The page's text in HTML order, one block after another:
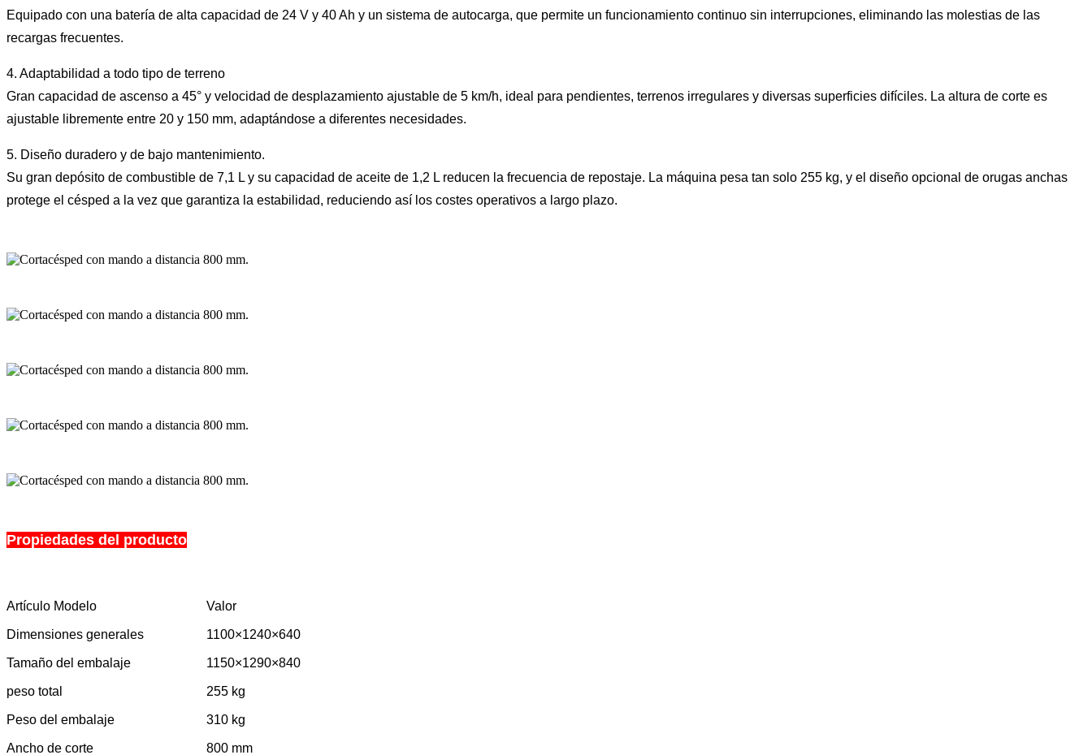
Equipado con una batería de alta capacidad de 24 V y 40 Ah y un sistema de autocarga, que permite un funcionamiento continuo sin interrupciones, eliminando las molestias de las
recargas frecuentes.
4. Adaptabilidad a todo tipo de terreno
Gran capacidad de ascenso a 45° y velocidad de desplazamiento ajustable de 5 km/h, ideal para pendientes, terrenos irregulares y diversas superficies difíciles. La altura de corte es
ajustable libremente entre 20 y 150 mm, adaptándose a diferentes necesidades.
5. Diseño duradero y de bajo mantenimiento.
Su gran depósito de combustible de 7,1 L y su capacidad de aceite de 1,2 L reducen la frecuencia de repostaje. La máquina pesa tan solo 255 kg, y el diseño opcional de orugas anchas
protege el césped a la vez que garantiza la estabilidad, reduciendo así los costes operativos a largo plazo.
Propiedades del producto
Artículo Modelo Valor
Dimensiones generales 1100×1240×640
Tamaño del embalaje 1150×1290×840
peso total 255 kg
Peso del embalaje 310 kg
Ancho de corte 800 mm